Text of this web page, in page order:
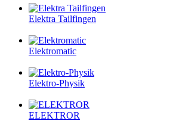
Elektra Tailfingen
Elektromatic
Elektro-Physik
ELEKTROR